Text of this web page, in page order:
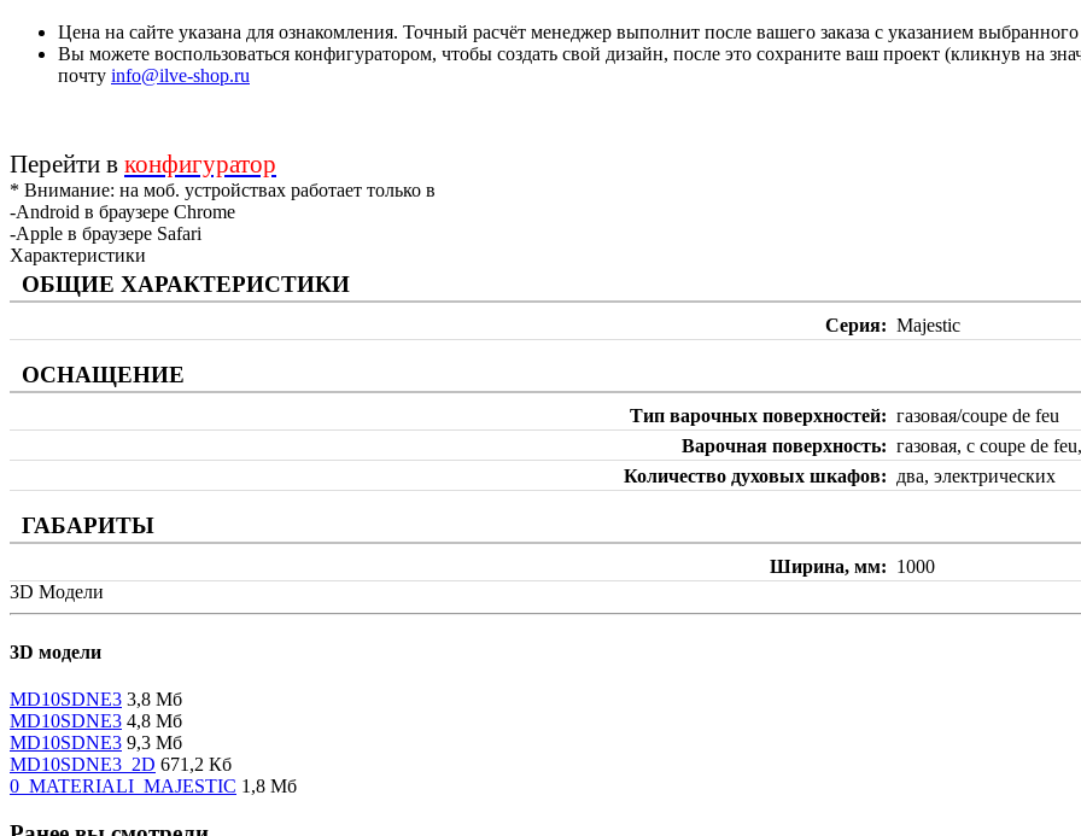
Цена на сайте указана для ознакомления. Точный расчёт менеджер выполнит после вашего заказа с указанием
Вы можете воспользоваться конфигуратором, чтобы создать свой дизайн, после это сохраните ваш проект (кликнув на
почту info@ilve-shop.ru
Перейти в конфигуратор
* Внимание: на моб. устройствах работает только в
-Android в браузере Chrome
-Apple в браузере Safari
Характеристики
ОБЩИЕ ХАРАКТЕРИСТИКИ
Серия Majestic
ОСНАЩЕНИЕ
Тип варочных поверхностей
газовая/coupe de feu
Варочная поверхность
газовая, с coupe de
Количество духовых шкафов
два, электрических
ГАБАРИТЫ
Ширина, мм
1000
3D Модели
3D модели
MD10SDNE3 3,8 Мб
MD10SDNE3 4,8 Мб
MD10SDNE3 9,3 Мб
MD10SDNE3_2D 671,2 Кб
0_MATERIALI_MAJESTIC 1,8 Мб